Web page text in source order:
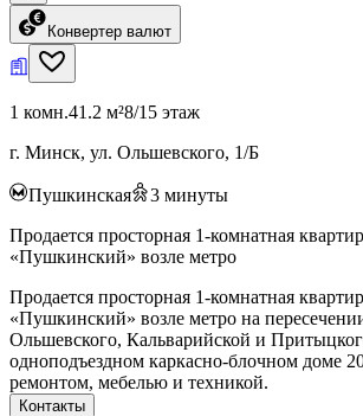
Конвертер валют
1 комн.41.2 м²8/15 этаж
г. Минск, ул. Ольшевского, 1/Б
Пушкинская 3 минуты
Продается просторная 1-комнатная
«Пушкинский» возле метро
Продается просторная 1-комнатная
«Пушкинский» возле метро на
Ольшевского, Кальварийской и
одноподъездном каркасно-блочном доме
ремонтом, мебелью и техникой.
Контакты